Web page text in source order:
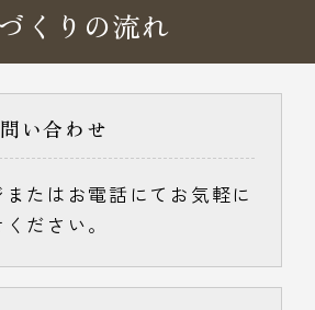
くりの流れ
い合わせ
たはお電話にてお気軽に
ださい。